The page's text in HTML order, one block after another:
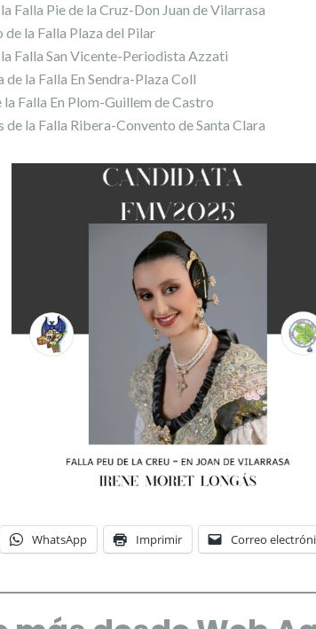
Falla Pie de la Cruz-Don Juan de Vilarrasa
la Falla Plaza del Pilar
Falla San Vicente-Periodista Azzati
la Falla En Sendra-Plaza Coll
la Falla En Plom-Guillem de Castro
la Falla Ribera-Convento de Santa Clara
WhatsApp Imprimir Correo